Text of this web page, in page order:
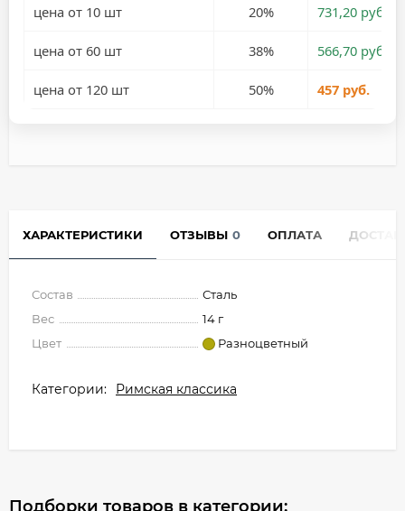
цена от 10 шт 20% 731,20 руб.
цена от 60 шт 38% 566,70 руб.
цена от 120 шт 50% 457 руб.
ХАРАКТЕРИСТИКИ ОТЗЫВЫ 0 ОПЛАТА
Состав
Сталь
Вес
14 г
Цвет
Разноцветный
Категории: Римская классика
Подборки товаров в категории: